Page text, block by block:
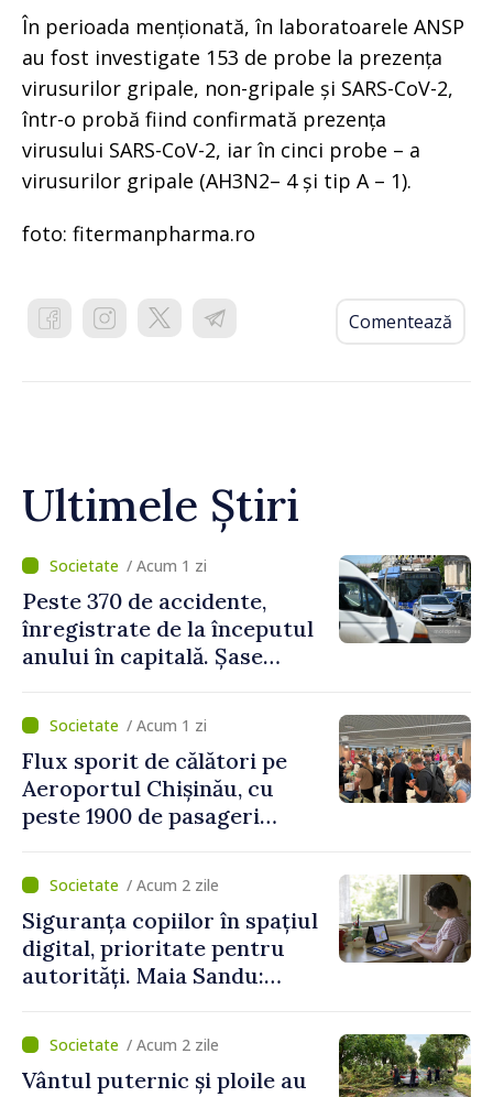
În perioada menționată, în laboratoarele ANSP
au fost investigate 153 de probe la prezența
virusurilor gripale, non-gripale și SARS-CoV-2,
într-o probă fiind confirmată prezența
virusului SARS-CoV-2, iar în cinci probe – a
virusurilor gripale (AH3N2– 4 și tip A – 1).
foto: fitermanpharma.ro
Comentează
Ultimele Știri
/ Acum 1 zi
Peste 370 de accidente,
înregistrate de la începutul
anului în capitală. Șase
/ Acum 1 zi
Flux sporit de călători pe
Aeroportul Chișinău, cu
peste 1900 de pasageri
de vârf a concediilor
/ Acum 2 zile
Siguranța copiilor în spațiul
digital, prioritate pentru
autorități. Maia Sandu:
mecanisme care să-i
protejeze”/ Acum 2 zile
Vântul puternic și ploile au